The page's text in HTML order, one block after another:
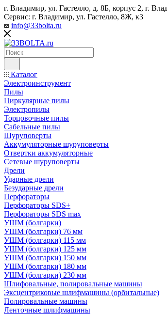
г. Владимир, ул. Гастелло, д. 8Б, корпус 2, г.
Сервис: г. Владимир, ул. Гастелло, 8Ж, к3
info@33bolta.ru
Каталог
Электроинструмент
Пилы
Циркулярные пилы
Электропилы
Торцовочные пилы
Сабельные пилы
Шуруповерты
Аккумуляторные шуруповерты
Отвертки аккумуляторные
Сетевые шуруповерты
Дрели
Ударные дрели
Безударные дрели
Перфораторы
Перфораторы SDS+
Перфораторы SDS max
УШМ (болгарки)
УШМ (болгарки) 76 мм
УШМ (болгарки) 115 мм
УШМ (болгарки) 125 мм
УШМ (болгарки) 150 мм
УШМ (болгарки) 180 мм
УШМ (болгарки) 230 мм
Шлифовальные, полировальные машины
Эксцентриковые шлифмашины (орбитальные)
Полировальные машины
Ленточные шлифмашины